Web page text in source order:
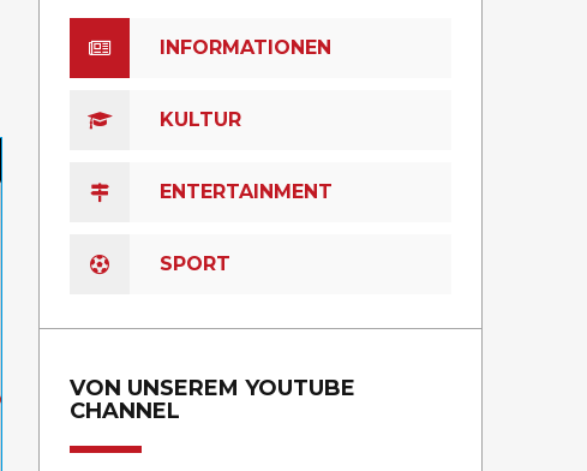
INFORMATIONEN
KULTUR
ENTERTAINMENT
SPORT
VON UNSEREM YOUTUBE
CHANNEL